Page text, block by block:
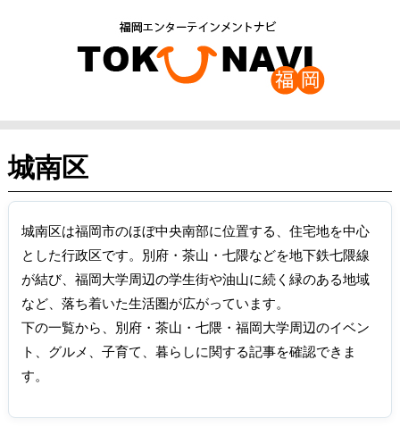
城南区
城南区は福岡市のほぼ中央南部に位置する、住宅地を中心
とした行政区です。別府・茶山・七隈などを地下鉄七隈線
が結び、福岡大学周辺の学生街や油山に続く緑のある地域
など、落ち着いた生活圏が広がっています。
下の一覧から、別府・茶山・七隈・福岡大学周辺のイベン
ト、グルメ、子育て、暮らしに関する記事を確認できま
す。